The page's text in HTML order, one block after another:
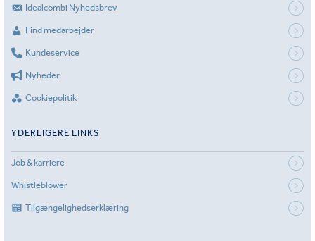
Idealcombi Nyhedsbrev
Find medarbejder
Kundeservice
Nyheder
Cookiepolitik
YDERLIGERE LINKS
Job & karriere
Whistleblower
Tilgængelighedserklæring